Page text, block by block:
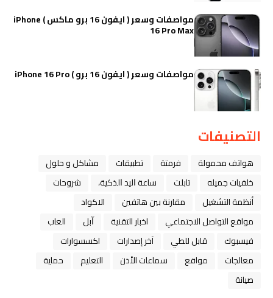
مواصفات وسعر ( ايفون 16 برو ماكس ) iPhone
16 Pro Max
مواصفات وسعر ( ايفون 16 برو ) iPhone 16 Pro
التصنيفات
هواتف محمولة فرمتة تطبيقات
مشاكل و حلول
خلفيات جميله
تابلت ﺳﺎﻋﺔ ﺍﻟﻴﺪ ﺍﻟﺬﻛﻴﺔ،
شروحات
أنظمة التشغيل
مقارنة بين هاتفين
الاكواد
مواقع التواصل الاجتماعي
اخبار التقنية ﺁﺑﻞ
العاب
فيسبوك
قابل للطي آخر إصدارات
اكسسوارات
معالجات
مواقع سماعات الأذن التعليم
حماية
صيانة